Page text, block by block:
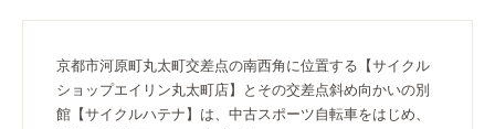
京都市河原町丸太町交差点の南西角に位置する【サイクル
ショップエイリン丸太町店】とその交差点斜め向かいの別
館【サイクルハテナ】は、中古スポーツ自転車をはじめ、